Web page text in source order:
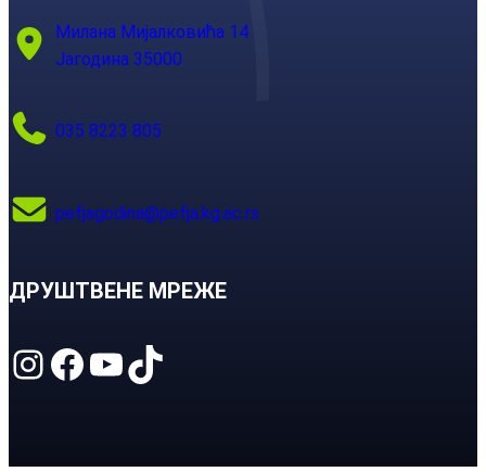
Милана Мијалковића 14
Јагодина 35000
035 8223 805
pefjagodina@pefja.kg.ac.rs
ДРУШТВЕНЕ МРЕЖЕ
Instagram Facebook YouTube TikTok